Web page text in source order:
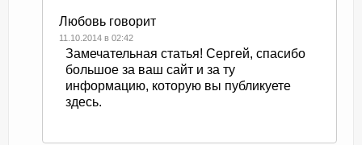
Любовь говорит
11.10.2014 в 02:42
Замечательная статья! Сергей, спасибо
большое за ваш сайт и за ту
информацию, которую вы публикуете
здесь.